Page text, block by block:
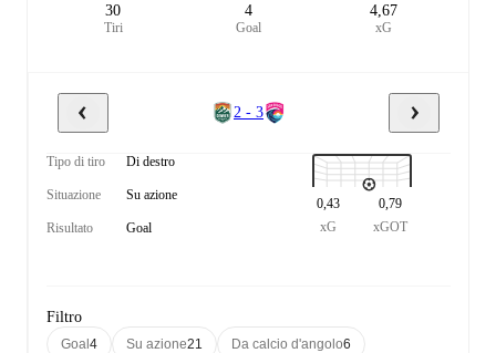
30
Tiri
4
Goal
4,67
xG
2 - 3
Tipo di tiro Di destro
Situazione Su azione
Risultato Goal
0,43
xG
0,79
xGOT
Filtro
Goal4 Su azione21 Da calcio d'angolo6